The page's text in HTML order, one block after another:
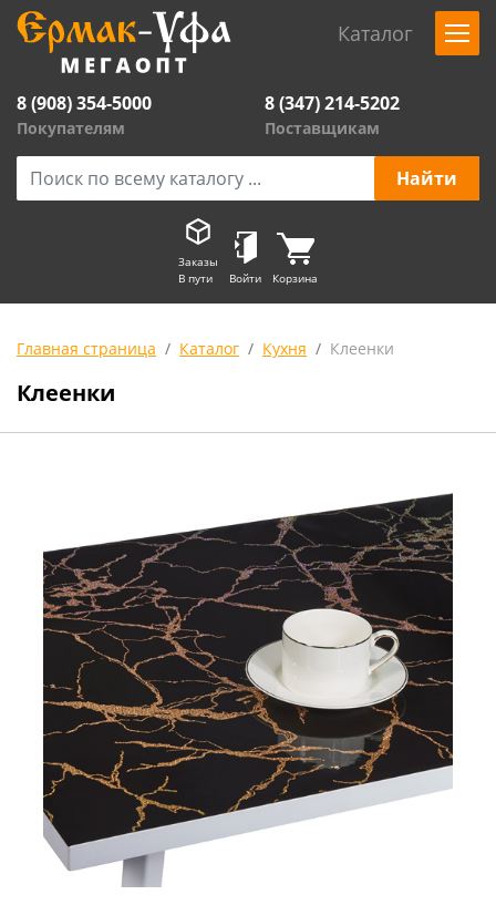
Каталог
8 (908) 354-5000
Покупателям
8 (347) 214-5202
Поставщикам
Заказы
В пути
Войти Корзина
Главная страница Каталог Кухня Клеенки
Клеенки